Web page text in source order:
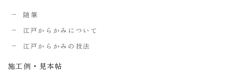
随筆
江戸からかみについて
江戸からかみの技法
施工例・見本帖